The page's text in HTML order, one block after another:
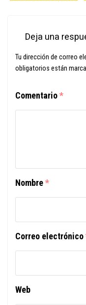
Deja una
Tu dirección de correo
obligatorios están
Comentario*
Nombre*
Correo electrónico
Web